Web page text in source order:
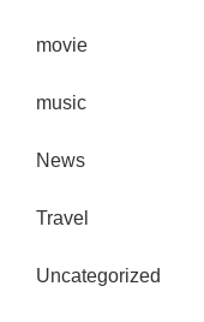
movie
music
News
Travel
Uncategorized